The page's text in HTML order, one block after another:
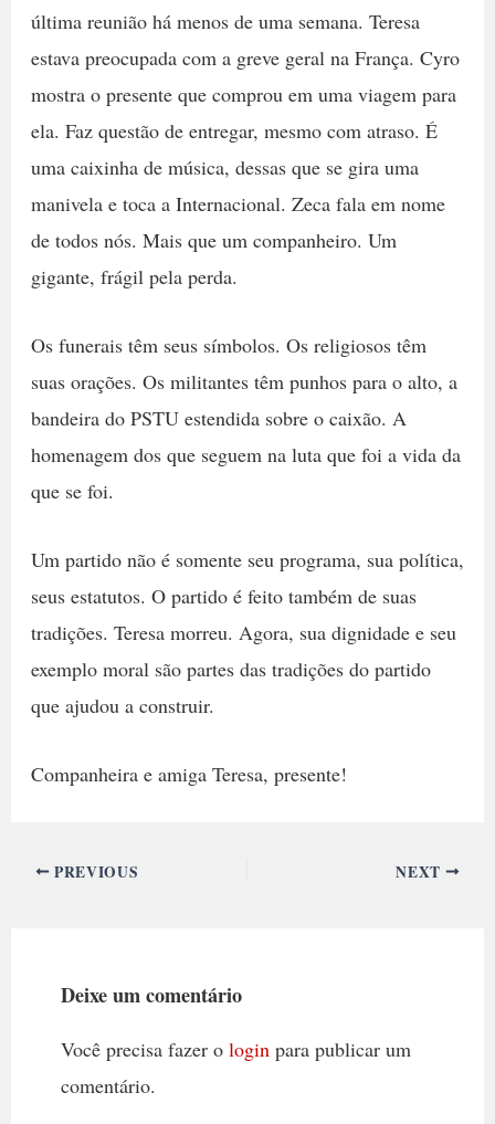
última reunião há menos de uma semana. Teresa
estava preocupada com a greve geral na França. Cyro
mostra o presente que comprou em uma viagem para
ela. Faz questão de entregar, mesmo com atraso. É
uma caixinha de música, dessas que se gira uma
manivela e toca a Internacional. Zeca fala em nome
de todos nós. Mais que um companheiro. Um
gigante, frágil pela perda.
Os funerais têm seus símbolos. Os religiosos têm
suas orações. Os militantes têm punhos para o alto, a
bandeira do PSTU estendida sobre o caixão. A
homenagem dos que seguem na luta que foi a vida da
que se foi.
Um partido não é somente seu programa, sua política,
seus estatutos. O partido é feito também de suas
tradições. Teresa morreu. Agora, sua dignidade e seu
exemplo moral são partes das tradições do partido
que ajudou a construir.
Companheira e amiga Teresa, presente!
PREVIOUS NEXT
Deixe um comentário
Você precisa fazer o loginpara publicar um
comentário.